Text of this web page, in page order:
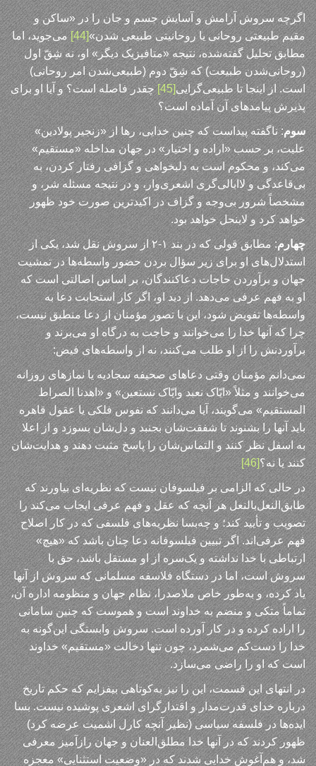
اگرچه سروش آرامش و آسایش جسم و جان را در «ساکن و
مقیم طبیعتی روحانی یا روحانیتی طبیعی شدن»[44]
می‌جوید، اما
مطابق تحلیل گفته‌شده، نتیجه «متافیزیک دیگر» او، نه شِقّ اول
(روحانی‌شدن طبیعت) که شِقّ دوم (طبیعی‌شدن امر روحانی)
است. از اینجا تا طبیعی‌گرایی[45]
چقدر فاصله است؟ و آیا او برای
پذیرش پیامدهای آن آماده است؟
سوم: ناگفته پیداست که چنین خدایی، رها از «زنجیر پولادین»
علیت، بر حسب «اراده و اختیار» در جهان مداخله «مستقیم»
می‌کند، و محکوم است به دلبخواهی و گزافی رفتار کردن، به
بی‌قاعدگی و لاابالی‌گری اشعری‌وار، و در نتیجه مسئله شر، و
مشخصاً شرور بی‌وجه و گزاف در اکیدترین صورت خود ظهور
خواهد کرد و لاینحل خواهد بود.
چهارم
: مطابق قولی که در بند ۱-۲ از سروش نقل شد، یکی از
استدلال‌های او برای زیر سؤال بردن حضور واسطه‌ها در تمشیت
جهان و برآوردن حاجات دعاکنندگان، بر اساس اصالتی است که
او به فهم عرفی می‌دهد. از دید او، اگر کار استجابت دعا به
واسطه‌ها تفویض شود، این با تصور مؤمنان از دعا منطبق نیست،
چرا که آنها خدا را می‌خوانند و حاجت به درگاه او می‌برند و
برآوردنش را از او طلب می‌کنند، نه از واسطه‌های فیض:
نمی‌دانم مؤمنان وقتی دعاهای صحیفه سجادیه یا نمازهای روزانه
می‌خوانند و مثلاً «ایّاک نعبد وایّاک نستعین» و «اهدنا الصراط‌
المستقیم» می‌گویند، آیا می‌دانند که نفوس فلکی یا عقول قاهره
باید آنها را بشنوند تا شفقت‌شان بجنبد و دل‌شان بسوزد و از اعلا
به اسفل نظر کنند و التماس‌شان را پاسخ مثبت دهند و هدایت‌شان
کنند یا نه؟[46]
در حالی که الزامی بر فیلسوفان نیست که نظریه‌ای بیاورند که
طابق‌النعل‌بالنعل هر آنچه که عقل و فهم عرفی ایجاب می‌کند را
تصویب و تأیید کند؛ و چه‌بسا نظریه‌های فلسفی که در کار اصلاح
فهم عرفی‌اند. اگر تبیین فیلسوفانه دعا چنان باشد که «هیچ»
ارتباطی با خدا نداشته و یک‌سره از او مستقل باشد، حق با
سروش است، اما در دستگاه فلاسفه مسلمانی که سروش از آنها
یاد کرده، و به‌طور خاص ملاصدرا، نظام جهان و منظومه اداره آن،
تماماً متکی و منضم به خداوند است و هموست که چنین سامانی
را اراده کرده و در کار آورده است. سروش وابستگی این‌گونه به
خدا را دست‌کم می‌شمرد، چون تنها دخالت «مستقیم» خداوند
است که او را راضی می‌سازد.
در انتهای این قسمت، این را نیز به‌کوتاهی بیفزایم که حکم تاریخ
درباره خدای قدرت‌مدار و اقتدارگرای اشعری پوشیده نیست. بسا
ایده‌ها در فلسفه سیاسی (نظیر آنچه کارل اشمیت عرضه کرد)
ظهور کردند که در آنها خدا مطلق‌العنان و جهان رازآمیز معرفی
شد، و هم‌آغوش خدایی شدند که در «وضعیت استثنایی» معجزه